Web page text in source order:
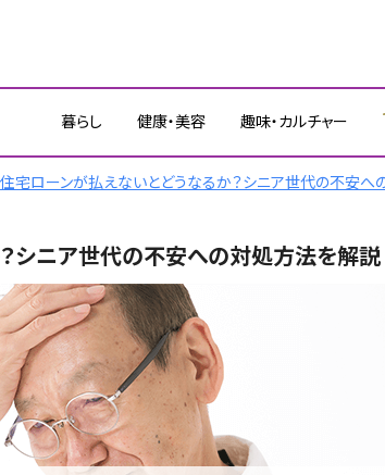
暮らし 健康・美容 趣味・カルチャー
住宅ローンが払えないとどうなるか？シニア世代の不安へ
シニア世代の不安への対処方法を解説